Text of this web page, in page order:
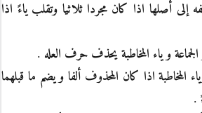
إلى أصلها اذا كان مجردا ثلاثيا وتقلب ياءً اذا
و ياء المخاطبة يحذف حرف العله .
المخاطبة اذا كان المحذوف ألفا و يضم ما قبلهما
.